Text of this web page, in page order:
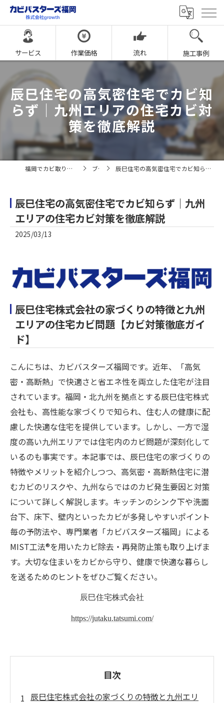
サービス 作業価格 流れ 施工事例
辰巳住宅の高気密住宅でカビ知
らず｜九州エリアの住宅カビ対
策を徹底解説
福岡でカビ取りならカビバスターズ福岡 ブログ 辰巳住宅の高気密住宅でカビ知らず｜九州エリアの住宅カビ対策を徹底解説
辰巳住宅の高気密住宅でカビ知らず｜九州
エリアの住宅カビ対策を徹底解説
2025/03/13
辰巳住宅株式会社の家づくりの特徴と九州
エリアの住宅カビ問題【カビ対策徹底ガイ
ド】
こんにちは、カビバスターズ福岡です。近年、「高気
密・高断熱」で快適さと省エネ性を両立した住宅が注目
されています。福岡・北九州を拠点とする辰巳住宅株式
会社も、高性能な家づくりで知られ、住む人の健康に配
慮した快適な住宅を提供しています。しかし、一方で湿
度の高い九州エリアでは住宅内のカビ問題が深刻化して
いるのも事実です​。本記事では、辰巳住宅の家づくりの
特徴やメリットを紹介しつつ、高気密・高断熱住宅に潜
むカビのリスクや、九州ならではのカビ発生要因と対策
について詳しく解説します。キッチンのシンク下や洗面
台下、床下、壁内といったカビが多発しやすいポイント
毎の予防法や、専門業者「カビバスターズ福岡」による
MIST工法®を用いたカビ除去・再発防止策も取り上げま
す。大切な住まいをカビから守り、健康で快適な暮らし
を送るためのヒントをぜひご覧ください。
辰巳住宅株式会社
https://jutaku.tatsumi.com/
目次
辰巳住宅株式会社の家づくりの特徴と九州エリ